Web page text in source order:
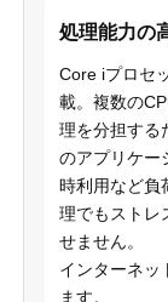
処理能力の
Core iプロセ
載。複数の
理を分担する
のアプリケー
時利用など負
理でもストレ
せません。
インターネッ
ます。